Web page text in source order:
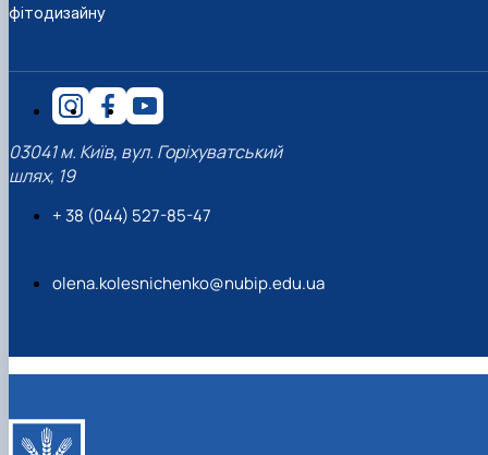
фітодизайну
03041 м. Київ, вул. Горіхуватський
шлях, 19
+ 38 (044) 527-85-47
olena.kolesnichenko@nubip.edu.ua